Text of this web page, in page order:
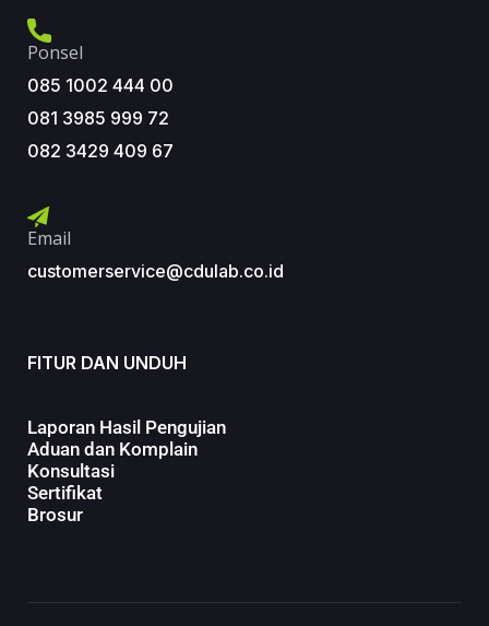
Ponsel
085 1002 444 00
081 3985 999 72
082 3429 409 67
Email
customerservice@cdulab.co.id
FITUR DAN UNDUH
Laporan Hasil Pengujian
Aduan dan Komplain
Konsultasi
Sertifikat
Brosur